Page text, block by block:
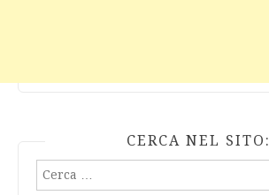
CERCA NEL SITO:
Ricerca
per: